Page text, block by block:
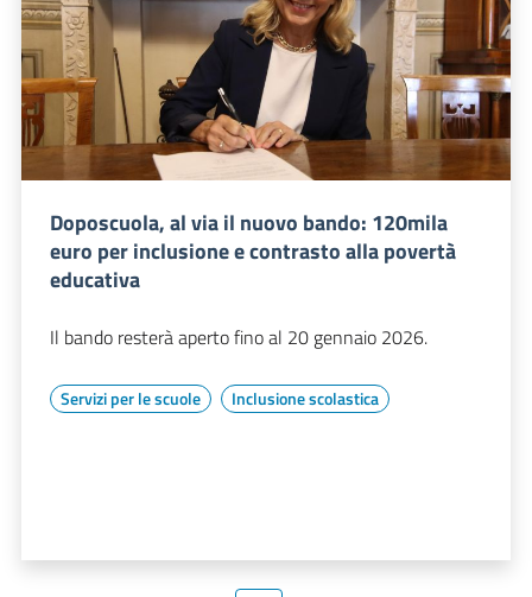
Doposcuola, al via il nuovo bando: 120mila
euro per inclusione e contrasto alla povertà
educativa
Il bando resterà aperto fino al 20 gennaio 2026.
Servizi per le scuole Inclusione scolastica